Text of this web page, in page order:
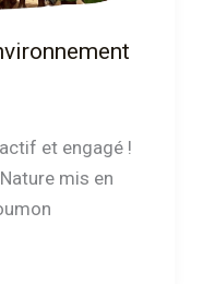
et engagé !
mis en